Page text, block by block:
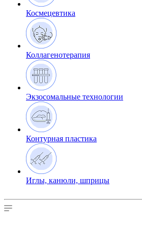
Космецевтика
Коллагенотерапия
Экзосомальные технологии
Контурная пластика
Иглы, канюли, шприцы